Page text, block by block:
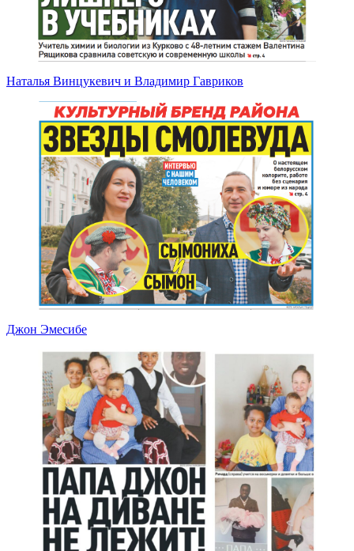
Наталья Винцукевич и Владимир Гавриков
Джон Эмесибе